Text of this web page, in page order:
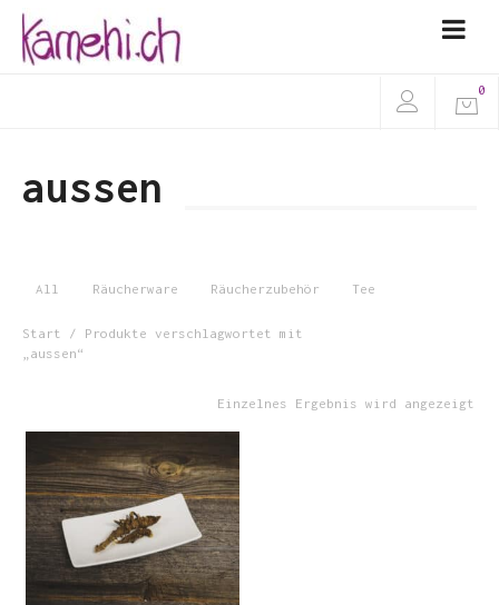
0
aussen
All Räucherware Räucherzubehör Tee
Start
/ Produkte verschlagwortet mit
„aussen“
Einzelnes Ergebnis wird angezeigt